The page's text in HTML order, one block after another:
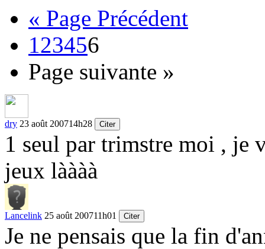
« Page Précédent
123456
Page suivante »
dry 23 août 200714h28 Citer
1 seul par trimstre moi , je
jeux làààà
Lancelink 25 août 200711h01 Citer
Je ne pensais que la fin